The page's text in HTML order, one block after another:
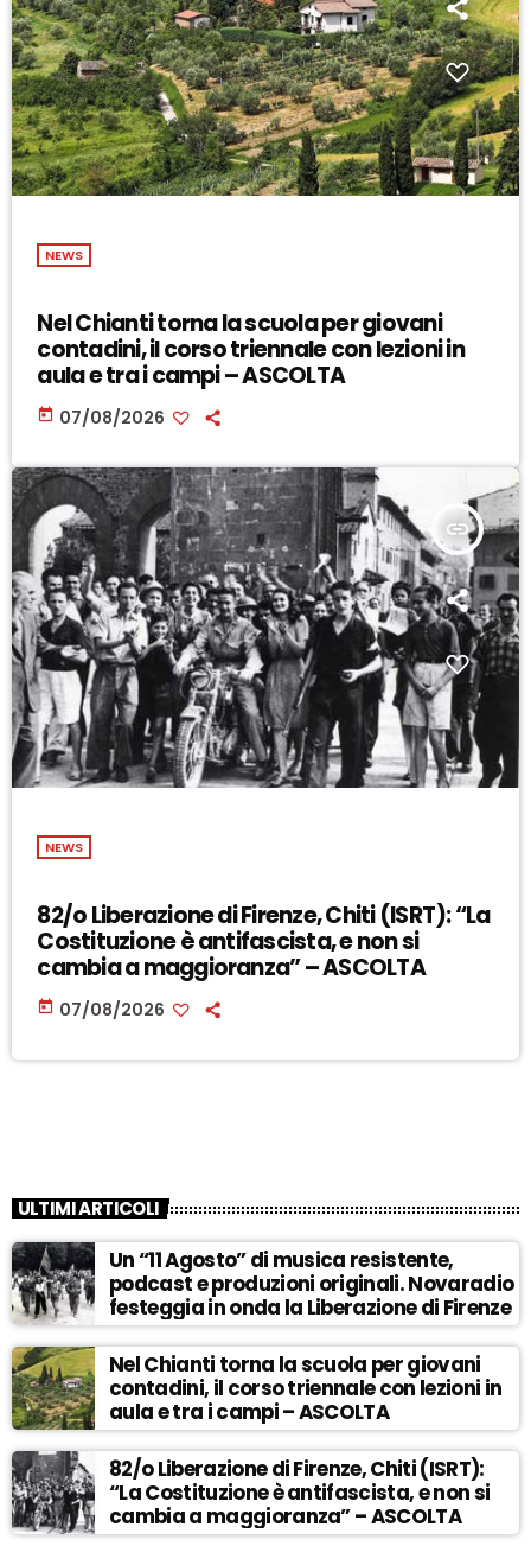
NEWS
Nel Chianti torna la scuola per giovani
contadini, il corso triennale con lezioni in
aula e tra i campi – ASCOLTA
today 07/08/2026
insert_link
NEWS
82/o Liberazione di Firenze, Chiti (ISRT): “La
Costituzione è antifascista, e non si
cambia a maggioranza” – ASCOLTA
today 07/08/2026
ULTIMI ARTICOLI
Un “11 Agosto” di musica resistente,
podcast e produzioni originali. Novaradio
festeggia in onda la Liberazione di Firenze
Nel Chianti torna la scuola per giovani
contadini, il corso triennale con lezioni in
aula e tra i campi – ASCOLTA
82/o Liberazione di Firenze, Chiti (ISRT):
“La Costituzione è antifascista, e non si
cambia a maggioranza” – ASCOLTA